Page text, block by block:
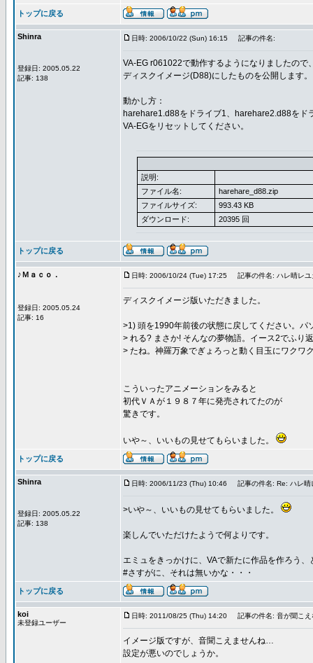
トップに戻る
Shinra
登録日: 2005.05.22
記事: 138
日時: 2006/10/22 (Sun) 16:15 記事の件名:
VA-EG r061022で動作するようになりましたので
ディスクイメージ(D88)にしたものを公開します。
動かし方：
harehare1.d88をドライブ1、harehare2.d88をド
VA-EGをリセットしてください。
説明:
ファイル名:
harehare_d88.zip
ファイルサイズ:
993.43 KB
ダウンロード:
20395 回
トップに戻る
♪Ｍａｃｏ．
登録日: 2005.05.24
記事: 16
日時: 2006/10/24 (Tue) 17:25 記事の件名: ハレ晴レユ
ディスクイメージ版いただきました。
>1) 頭を1990年前後の状態に戻してください。パ
> れる? まさか! そんなの夢物語。イース2でふり
> たね。神羅万象でぎょろっと動く目玉にワクワ
こういったアニメーションをみると
初代ＶＡが１９８７年に発売されてたのが
驚きです。
いや～、いいもの見せてもらいました。
トップに戻る
Shinra
登録日: 2005.05.22
記事: 138
日時: 2006/11/23 (Thu) 10:46 記事の件名: Re: ハレ晴
>いや～、いいもの見せてもらいました。
楽しんでいただけたようで何よりです。
エミュをきっかけに、VAで新たに作品を作ろう
#さすがに、それは無いかな・・・
トップに戻る
koi
未登録ユーザー
日時: 2011/08/25 (Thu) 14:20 記事の件名: 音が聞こ
イメージ版ですが、音聞こえませんね…
設定が悪いのでしょうか。